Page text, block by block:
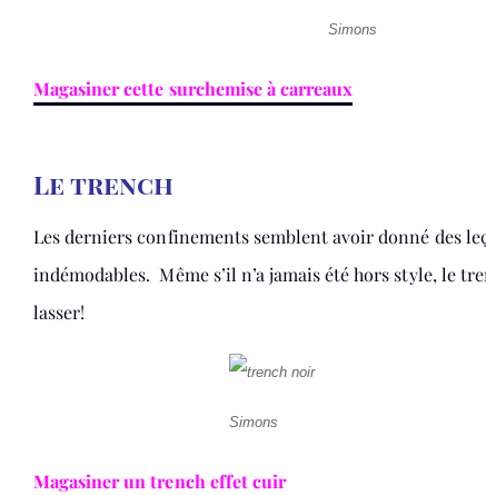
Simons
Magasiner cette surchemise à carreaux
Le trench
Les derniers confinements semblent avoir donné des
indémodables. Même s’il n’a jamais été hors style, le
lasser!
Simons
Magasiner un trench effet cuir